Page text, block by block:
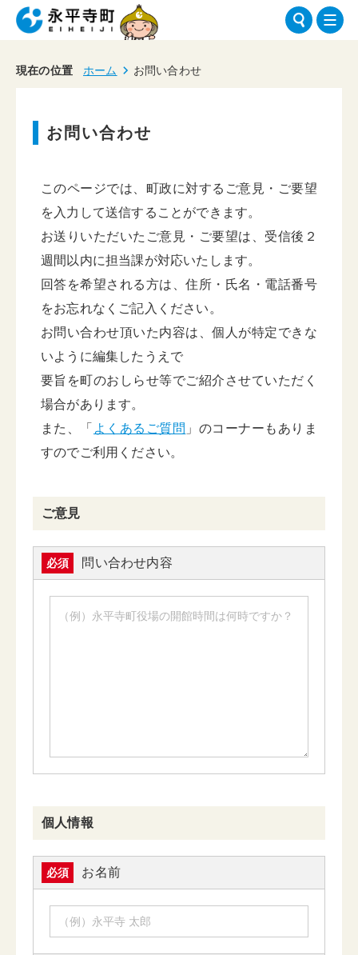
現在の位置 ホーム お問い合わせ
お問い合わせ
このページでは、町政に対するご意見・ご要望
を入力して送信することができます。
お送りいただいたご意見・ご要望は、受信後２
週間以内に担当課が対応いたします。
回答を希望される方は、住所・氏名・電話番号
をお忘れなくご記入ください。
お問い合わせ頂いた内容は、個人が特定できな
いように編集したうえで
要旨を町のおしらせ等でご紹介させていただく
場合があります。
また、「 よくあるご質問 」のコーナーもありま
すのでご利用ください。
ご意見
必須 問い合わせ内容
個人情報
必須 お名前